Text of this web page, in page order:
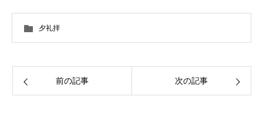
夕礼拝
前の記事 次の記事